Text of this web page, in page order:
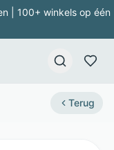
| 100+ winkels op één
Terug